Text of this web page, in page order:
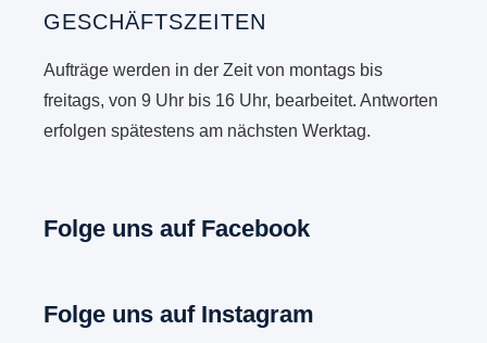
GESCHÄFTSZEITEN
Aufträge werden in der Zeit von montags bis
freitags, von 9 Uhr bis 16 Uhr, bearbeitet. Antworten
erfolgen spätestens am nächsten Werktag.
Folge uns auf Facebook
Folge uns auf Instagram